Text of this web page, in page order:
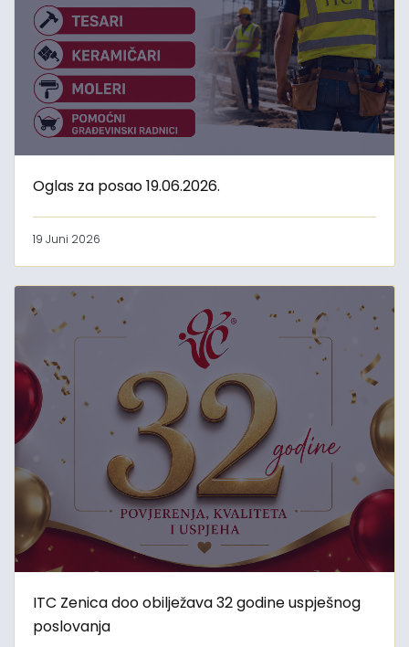
Oglas za posao 19.06.2026.
19 Juni 2026
ITC Zenica doo obilježava 32 godine uspješnog
poslovanja